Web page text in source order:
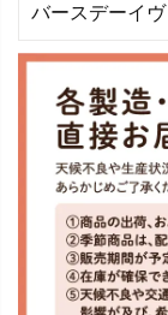
バースデーイヴ